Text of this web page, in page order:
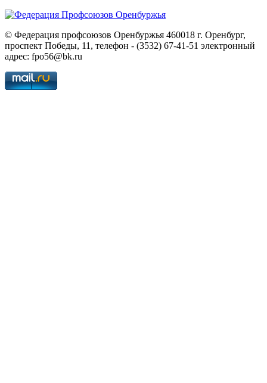
© Федерация профсоюзов Оренбуржья 460018 г. Оренбург,
проспект Победы, 11, телефон - (3532) 67-41-51 электронный
адрес: fpo56@bk.ru